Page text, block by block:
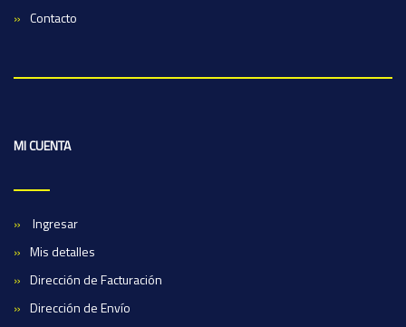
Contacto
MI CUENTA
Ingresar
Mis detalles
Dirección de Facturación
Dirección de Envío